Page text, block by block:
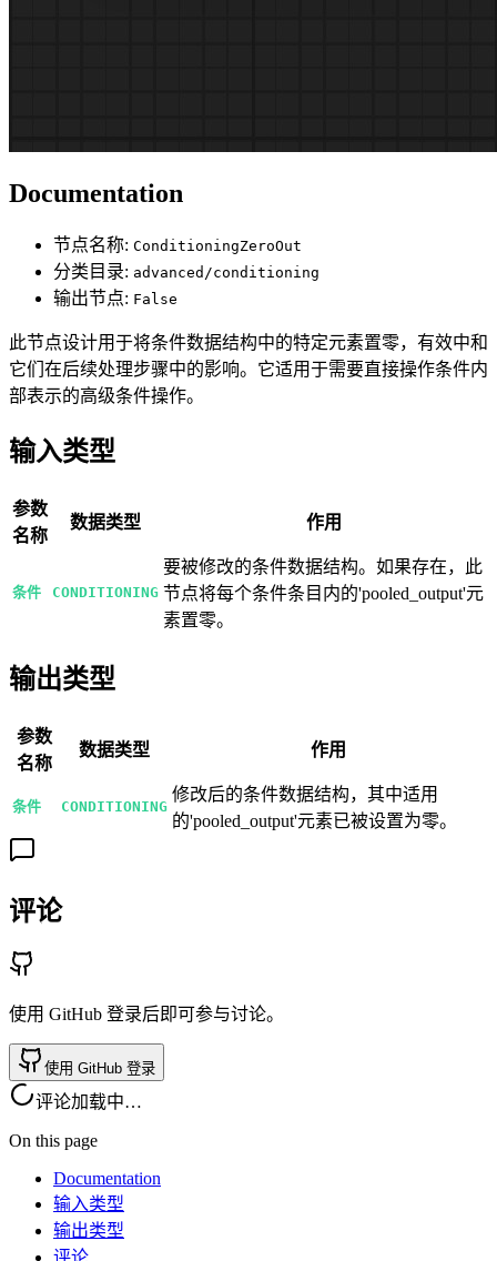
Documentation
节点名称: ConditioningZeroOut
分类目录: advanced/conditioning
输出节点: False
此节点设计用于将条件数据结构中的特定元素置零，有效中和
它们在后续处理步骤中的影响。它适用于需要直接操作条件内
部表示的高级条件操作。
输入类型
参数
名称
数据类型 作用
条件 CONDITIONING
要被修改的条件数据结构。如果存在，此
节点将每个条件条目内的'pooled_output'元
素置零。
输出类型
参数
名称
数据类型 作用
条件 CONDITIONING
修改后的条件数据结构，其中适用
的'pooled_output'元素已被设置为零。
评论
使用 GitHub 登录后即可参与讨论。
使用 GitHub 登录
评论加载中…
On this page
Documentation
输入类型
输出类型
评论